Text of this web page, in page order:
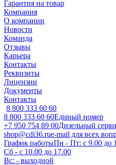
Гарантия на товар
Компания
О компании
Новости
Команда
Отзывы
Карьера
Контакты
Реквизиты
Лицензии
Документы
Контакты
8 800 333 60 60
8 800 333 60 60Единый номер
+7 950 754 89 00Дизельный
shop@cdi36.rue-mail для всех
График работыПн - Пт: с 9.00 до
Сб - с 10.00 до 17.00
Вс: - выходной